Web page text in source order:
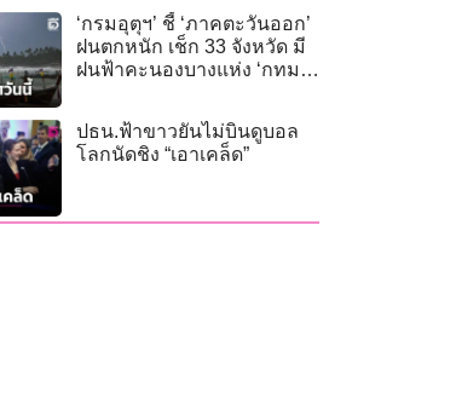
‘กรมอุตุฯ’ ชี้ ‘ภาคตะวันออก’
ฝนตกหนัก เช็ก 33 จังหวัด มี
ฝนฟ้าคะนองบางแห่ง ‘กทม.’
ปธน.ฟ้าขาวยันไม่บินดูบอล
โลกนัดชิง “เอาเคล็ด”